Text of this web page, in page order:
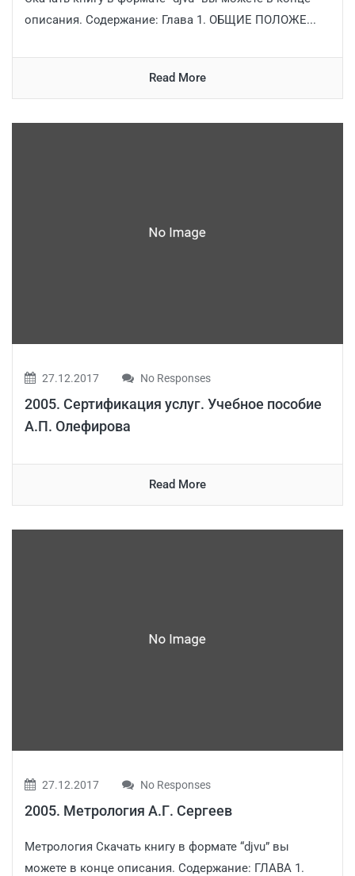
описания. Содержание: Глава 1. ОБЩИЕ ПОЛОЖЕ...
Read More
27.12.2017 No Responses
2005. Сертификация услуг. Учебное пособие
А.П. Олефирова
Read More
27.12.2017 No Responses
2005. Метрология А.Г. Сергеев
Метрология Скачать книгу в формате “djvu” вы
можете в конце описания. Содержание: ГЛАВА 1.